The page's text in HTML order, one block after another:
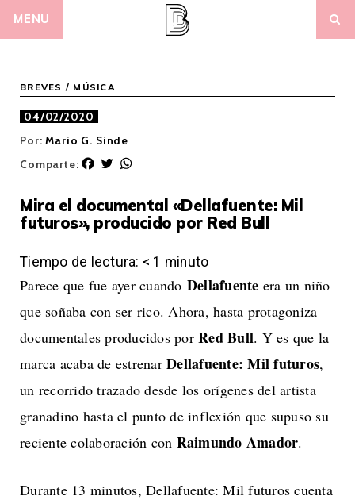
MENU
BREVES / MÚSICA
04/02/2020
Por:Mario G. Sinde
Comparte:
F
e
b
o
T
t
t
r
t
s
p
Mira el documental «Dellafuente: Mil
futuros», producido por Red Bull
Tiempo de lectura: < 1 minuto
Parece que fue ayer cuando Dellafuente era un niño
que soñaba con ser rico. Ahora, hasta protagoniza
documentales producidos por Red Bull. Y es que la
marca acaba de estrenar Dellafuente: Mil futuros,
un recorrido trazado desde los orígenes del artista
granadino hasta el punto de inflexión que supuso su
reciente colaboración con Raimundo Amador.
Durante 13 minutos, Dellafuente: Mil futuros cuenta